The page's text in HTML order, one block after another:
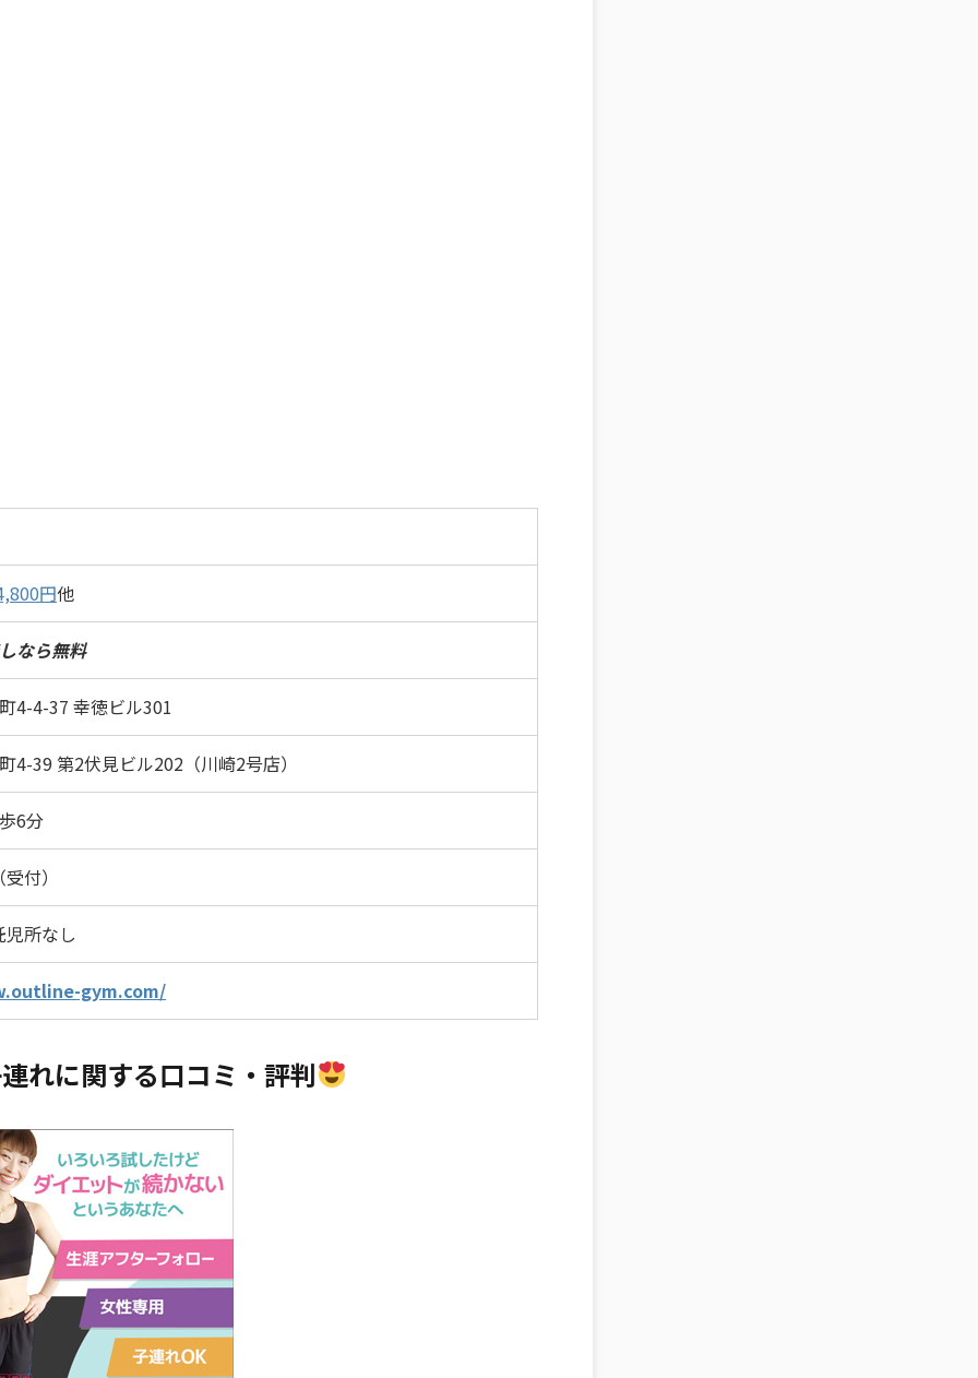
円他
なら無料
4-4-37 幸徳ビル301
4-39 第2伏見ビル202（川崎2号店）
6分
付）
児所なし
gym.com/
れに関する口コミ・評判